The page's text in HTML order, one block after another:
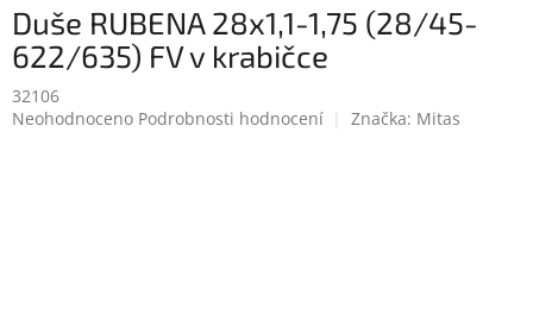
Duše RUBENA 28x1,1-1,75 (28/45-
622/635) FV v krabičce
32106
Průměrné
Neohodnoceno Podrobnosti hodnocení Značka: Mitas